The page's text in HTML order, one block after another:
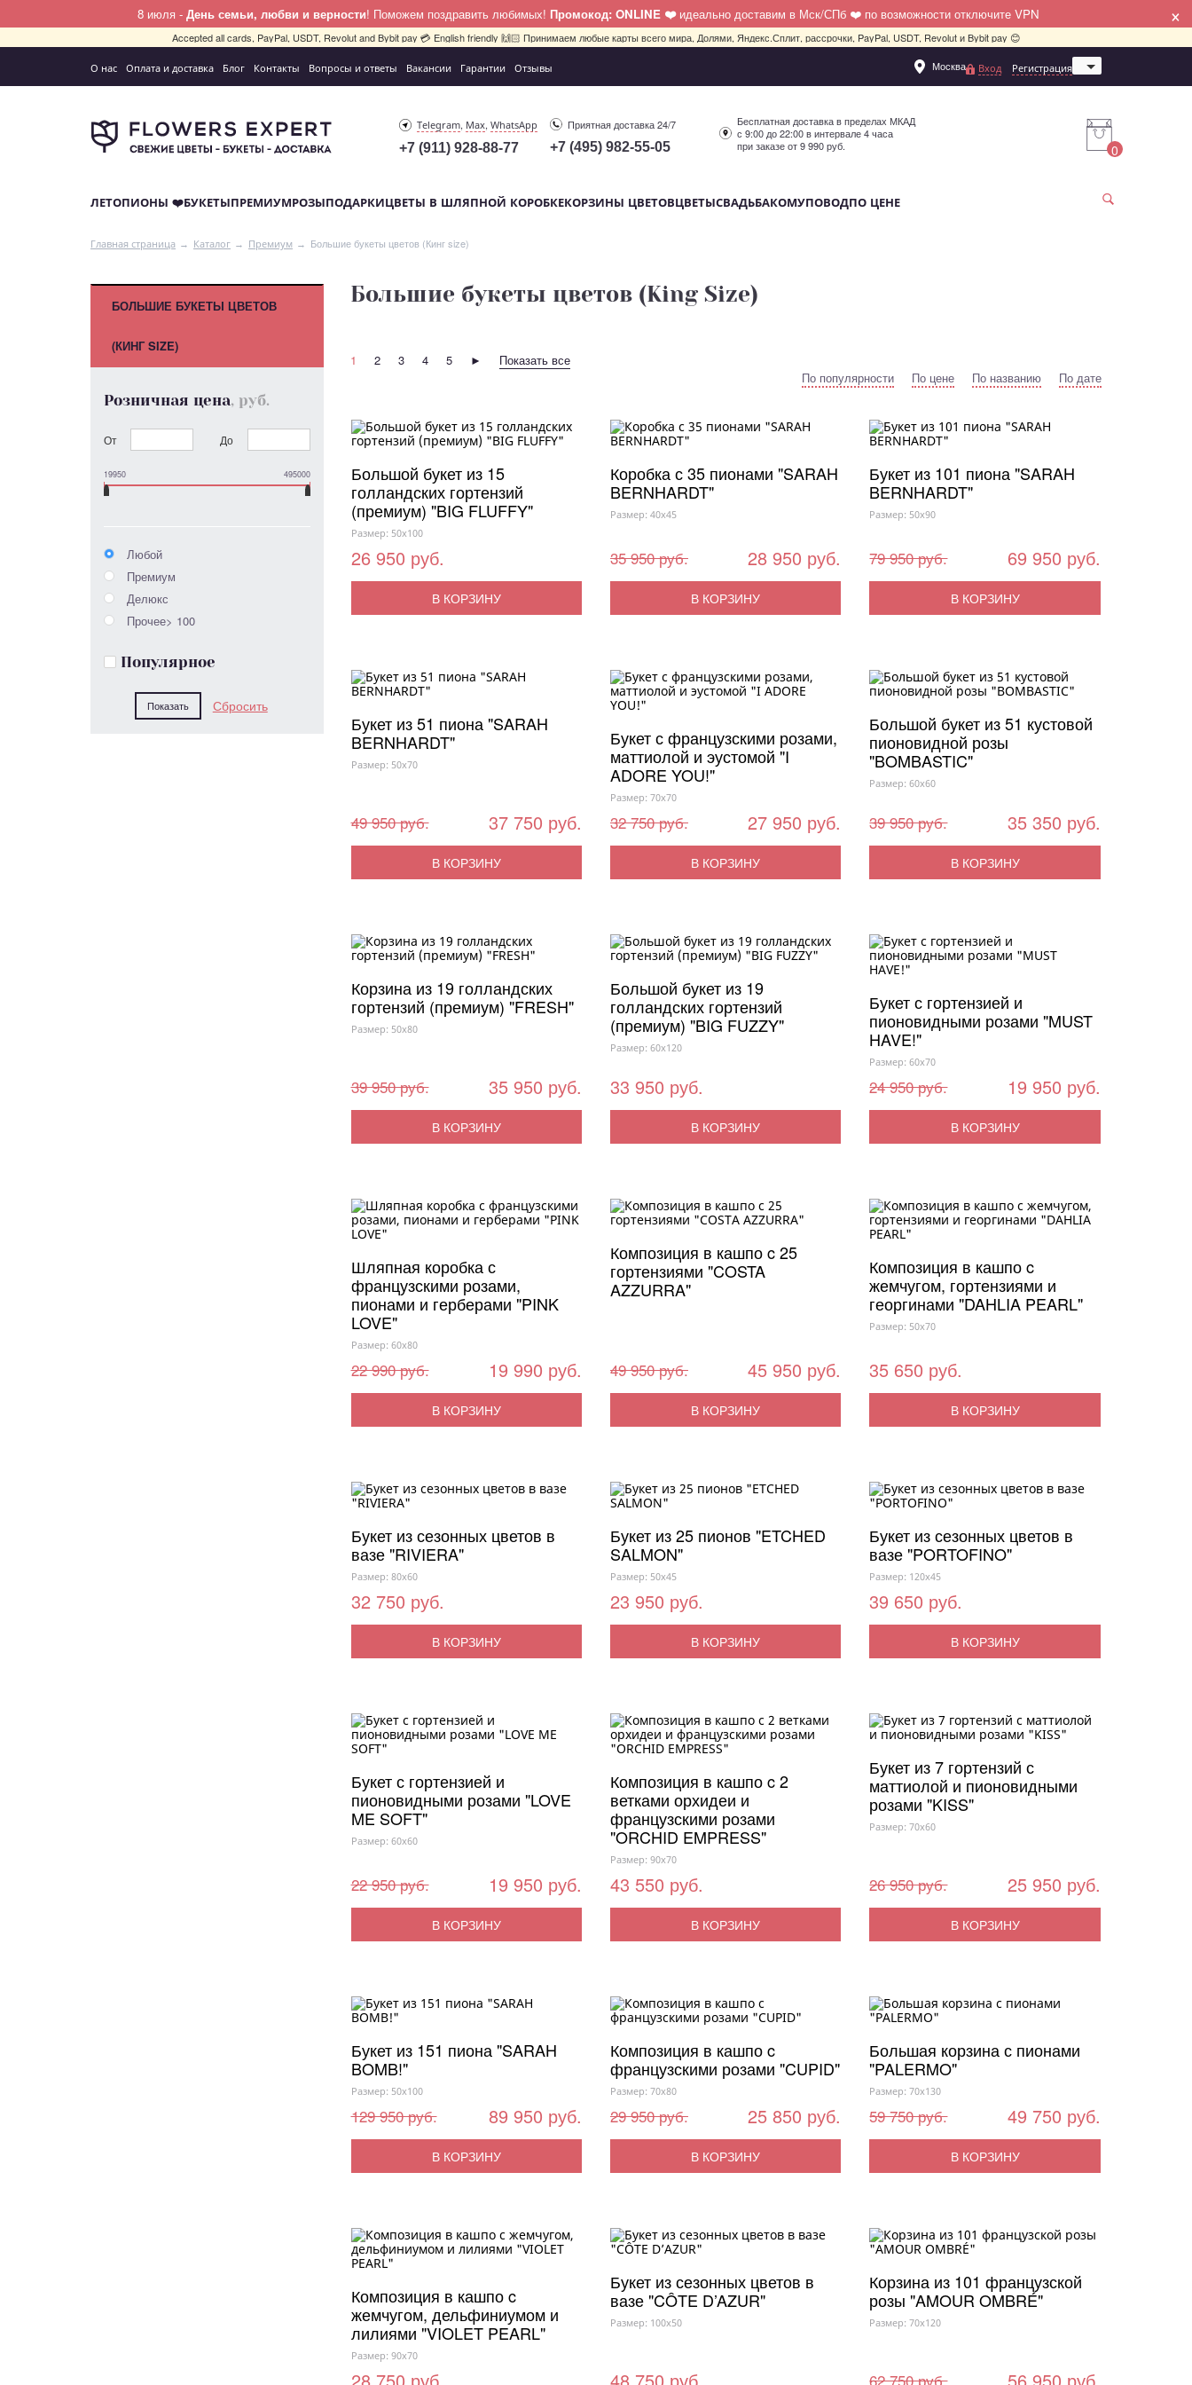
8 июля - День семьи, любви и верности! Поможем поздравить любимых! Промокод: ONLINE ❤️ идеально доставим в Мск/СПб ❤️ по возможности отключите VPN ×
Accepted all cards, PayPal, USDT, Revolut and Bybit pay 💳 English friendly 🙌🏻 Принимаем любые карты всего мира, Долями, Яндекс.Сплит, рассрочки, PayPal, USDT, Revolut и Bybit pay 😊
О нас Оплата и доставка Блог Контакты Вопросы и ответы Вакансии Гарантии Отзывы Москва
Санкт-Петербург
Вход Регистрация
Telegram, Max,WhatsApp
+7 (911) 928-88-77
Приятная доставка 24/7
+7 (495) 982-55-05
Бесплатная доставка в пределах МКАД
с 9:00 до 22:00 в интервале 4 часа
при заказе от 9 990 руб.
0
ЛЕТОПИОНЫ ❤️БУКЕТЫПРЕМИУМРОЗЫПОДАРКИЦВЕТЫ В ШЛЯПНОЙ КОРОБКЕКОРЗИНЫ ЦВЕТОВЦВЕТЫСВАДЬБАКОМУПОВОДПО ЦЕНЕ
Главная страница Каталог Премиум Большие букеты цветов (Кинг size)
БОЛЬШИЕ БУКЕТЫ ЦВЕТОВ
(КИНГ SIZE)
Розничная цена, руб.
От До
19950 495000
Любой
Премиум
Делюкс
Прочее> 100
Популярное
Большие букеты цветов (King Size)
1 2 3 4 5 ►
Показать все
По популярности
По цене По названию По дате
Большой букет из 15
голландских гортензий
(премиум) "BIG FLUFFY"
Размер: 50x100
26 950 руб.
В КОРЗИНУ
Коробка с 35 пионами "SARAH
BERNHARDT"
Размер: 40x45
35 950 руб. 28 950 руб.
В КОРЗИНУ
Букет из 101 пиона "SARAH
BERNHARDT"
Размер: 50x90
79 950 руб. 69 950 руб.
В КОРЗИНУ
Букет из 51 пиона "SARAH
BERNHARDT"
Размер: 50x70
49 950 руб. 37 750 руб.
В КОРЗИНУ
Букет с французскими розами,
маттиолой и эустомой "I
ADORE YOU!"
Размер: 70x70
32 750 руб. 27 950 руб.
В КОРЗИНУ
Большой букет из 51 кустовой
пионовидной розы
"BOMBASTIC"
Размер: 60x60
39 950 руб. 35 350 руб.
В КОРЗИНУ
Корзина из 19 голландских
гортензий (премиум) "FRESH"
Размер: 50x80
39 950 руб. 35 950 руб.
В КОРЗИНУ
Большой букет из 19
голландских гортензий
(премиум) "BIG FUZZY"
Размер: 60x120
33 950 руб.
В КОРЗИНУ
Букет с гортензией и
пионовидными розами "MUST
HAVE!"
Размер: 60x70
24 950 руб. 19 950 руб.
В КОРЗИНУ
Шляпная коробка с
французскими розами,
пионами и герберами "PINK
LOVE"
Размер: 60x80
22 990 руб. 19 990 руб.
В КОРЗИНУ
Композиция в кашпо c 25
гортензиями "COSTA
AZZURRA"
49 950 руб. 45 950 руб.
В КОРЗИНУ
Композиция в кашпо c
жемчугом, гортензиями и
георгинами "DAHLIA PEARL"
Размер: 50x70
35 650 руб.
В КОРЗИНУ
Букет из сезонных цветов в
вазе "RIVIERA"
Размер: 80x60
32 750 руб.
В КОРЗИНУ
Букет из 25 пионов "ETCHED
SALMON"
Размер: 50x45
23 950 руб.
В КОРЗИНУ
Букет из сезонных цветов в
вазе "PORTOFINO"
Размер: 120x45
39 650 руб.
В КОРЗИНУ
Букет с гортензией и
пионовидными розами "LOVE
ME SOFT"
Размер: 60x60
22 950 руб. 19 950 руб.
В КОРЗИНУ
Композиция в кашпо c 2
ветками орхидеи и
французскими розами
"ORCHID EMPRESS"
Размер: 90x70
43 550 руб.
В КОРЗИНУ
Букет из 7 гортензий с
маттиолой и пионовидными
розами "KISS"
Размер: 70x60
26 950 руб. 25 950 руб.
В КОРЗИНУ
Букет из 151 пиона "SARAH
BOMB!"
Размер: 50x100
129 950 руб. 89 950 руб.
В КОРЗИНУ
Композиция в кашпо c
французскими розами "CUPID"
Размер: 70x80
29 950 руб. 25 850 руб.
В КОРЗИНУ
Большая корзина с пионами
"PALERMO"
Размер: 70x130
59 750 руб. 49 750 руб.
В КОРЗИНУ
Композиция в кашпо c
жемчугом, дельфиниумом и
лилиями "VIOLET PEARL"
Размер: 90x70
Букет из сезонных цветов в
вазе "CÔTE D’AZUR"
Размер: 100x50
Корзина из 101 французской
розы "AMOUR OMBRÉ"
Размер: 70x120
62 750 руб.